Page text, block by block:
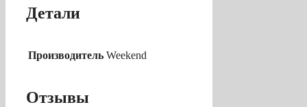
Детали
Производитель Weekend
Отзывы